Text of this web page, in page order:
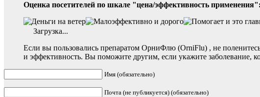
Оценка посетителей по шкале "цена/эффективность применения":
Загрузка...
Если вы пользовались препаратом ОрниФлю (OrniFlu) , не
и эффективность. Вы поможите другим, если укажите заболевание,
Имя (обязательно)
Почта (не публикуется) (обязательно)